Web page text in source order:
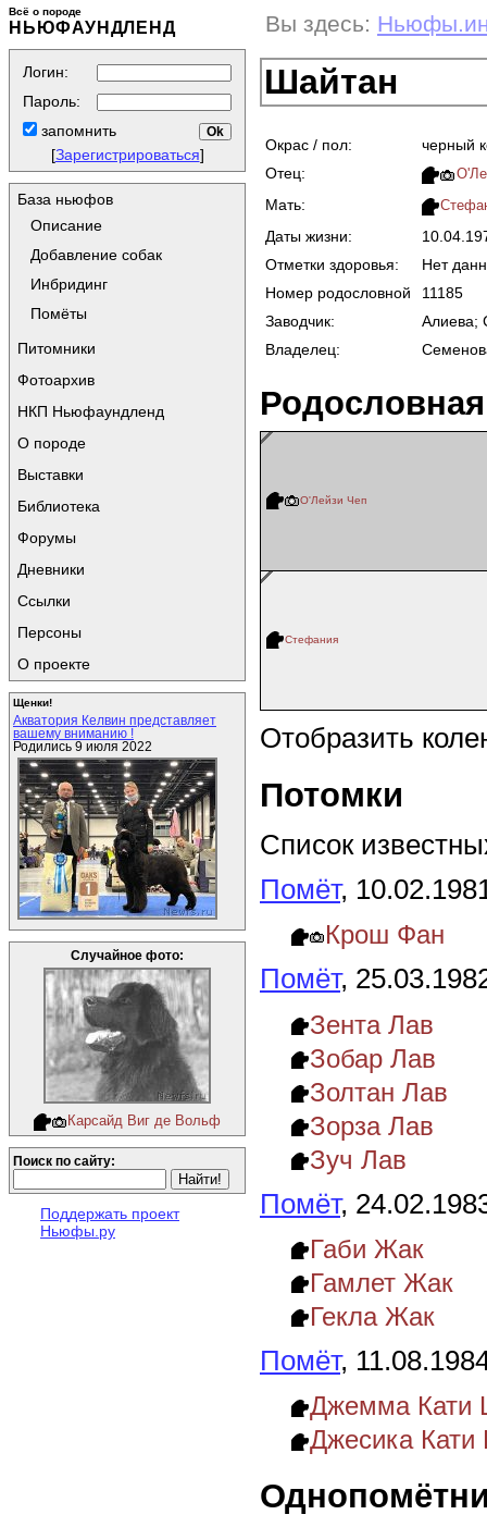
Всё о породе
НЬЮФАУНДЛЕНД
Логин:
Пароль:
запомнить
[Зарегистрироваться]
База ньюфов
Описание
Добавление собак
Инбридинг
Помёты
Питомники
Фотоархив
НКП Ньюфаундленд
О породе
Выставки
Библиотека
Форумы
Дневники
Ссылки
Персоны
О проекте
Щенки!
Акватория Келвин представляет
вашему вниманию !
Родились 9 июля 2022
Случайное фото:
Карсайд Виг де Вольф
Поиск по сайту:
Поддержать проект
Ньюфы.ру
Вы здесь:
Шайтан
Окрас / пол:
черный
Отец:
Мать:
Даты жизни:
Отметки здоровья:
Нет
Номер родословной
11185
Заводчик:
Алиева;
Владелец:
Родословная
О'Лейзи Чеп
Стефания
Отобразить
Потомки
Список
Помёт,
Крош Фан
Помёт,
Зента Лав
Зобар Лав
Золтан Лав
Зорза Лав
Зуч Лав
Помёт,
Габи Жак
Гамлет Жак
Гекла Жак
Помёт,
Джемма Кати
Джесика Кати